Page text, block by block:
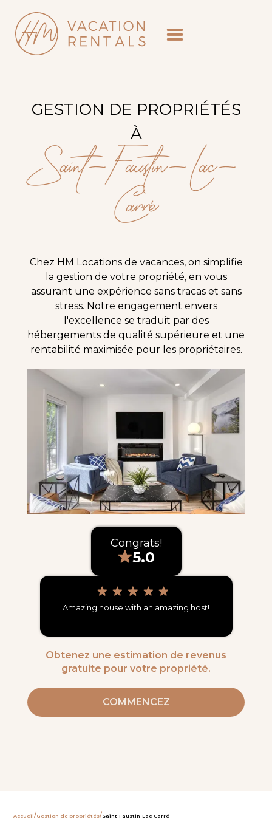
GESTION DE PROPRIÉTÉS
À
Saint-Faustin-Lac-
Carré
Chez HM Locations de vacances, on simplifie
la gestion de votre propriété, en vous
assurant une expérience sans tracas et sans
stress. Notre engagement envers
l'excellence se traduit par des
hébergements de qualité supérieure et une
rentabilité maximisée pour les propriétaires.
Congrats!
5.0
Amazing house with an amazing host!
Obtenez une estimation de revenus
gratuite pour votre propriété.
COMMENCEZ
Accueil/Gestion de propriétés/Saint-Faustin-Lac-Carré